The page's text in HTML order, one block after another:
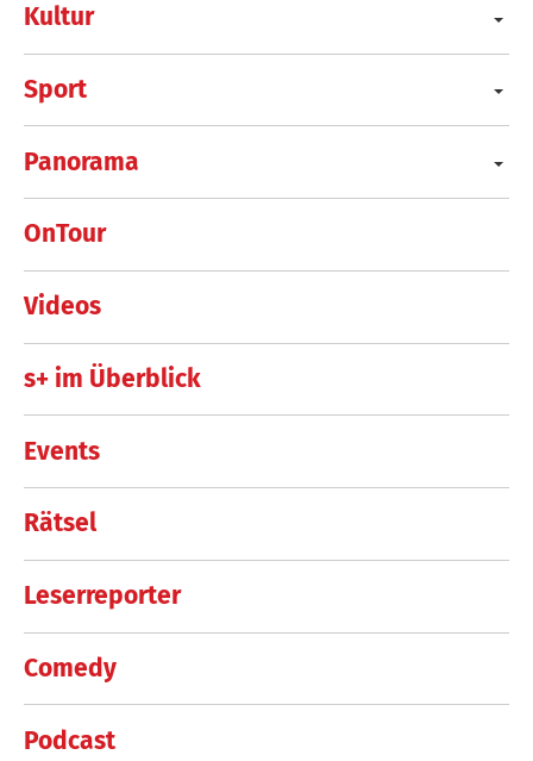
Kultur
Sport
Panorama
OnTour
Videos
s+ im Überblick
Events
Rätsel
Leserreporter
Comedy
Podcast